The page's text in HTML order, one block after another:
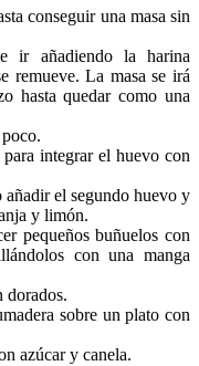
conseguir una masa sin
ir añadiendo la harina
remueve. La masa se irá
hasta quedar como una
integrar el huevo con
añadir el segundo huevo y
y limón.
pequeños buñuelos con
con una manga
dorados.
sobre un plato con
azúcar y canela.